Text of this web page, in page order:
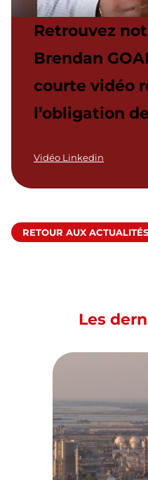
Retrouvez
Brendan
courte vidéo
l’obligation
Vidéo Linkedin
RETOUR AUX ACTUALITÉS
Les